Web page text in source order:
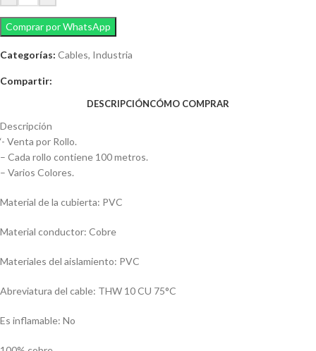
Comprar por WhatsApp
Categorías: Cables, Industria
Compartir:
DESCRIPCIÓNCÓMO COMPRAR
Descripción
‘- Venta por Rollo.
– Cada rollo contiene 100 metros.
– Varios Colores.
Material de la cubierta: PVC
Material conductor: Cobre
Materiales del aislamiento: PVC
Abreviatura del cable: THW 10 CU 75°C
Es inflamable: No